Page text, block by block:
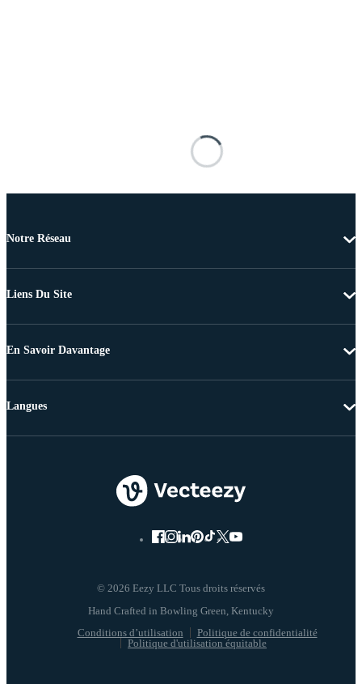
Notre Réseau
Liens Du Site
En Savoir Davantage
© 2026 Eezy LLC Tous droits réservés
Conditions d’utilisation
Politique de confidentialité
Politique d'utilisation équitable
Langues